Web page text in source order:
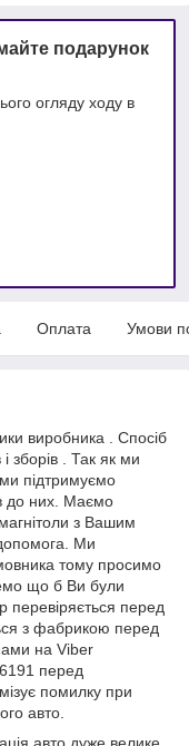
подарунок
огляду ходу в
Оплата Умови
виробника . Спосіб
зборів . Так як ми
підтримуємо
до них. Маємо
магнітоли з Вашим
Ми
тому просимо
що б Ви були
перевіряється перед
з фабрикою перед
на Viber
перед
помилку при
авто.
авто дуже велике ,